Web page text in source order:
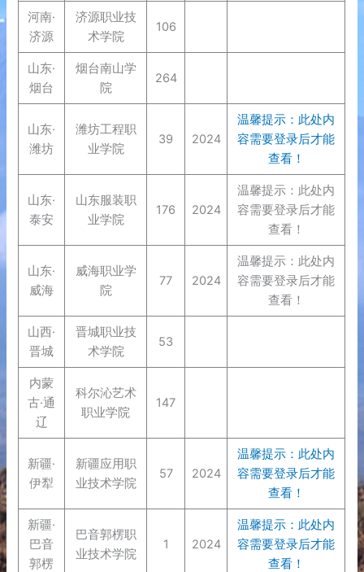
河南·
济源
济源职业技
术学院
106
山东·
烟台
烟台南山学
院
264
山东·
潍坊
潍坊工程职
业学院
39 2024
温馨提示：此处内
容需要登录后才能
查看！
山东·
泰安
山东服装职
业学院
176 2024
温馨提示：此处内
容需要登录后才能
查看！
山东·
威海
威海职业学
院
77 2024
温馨提示：此处内
容需要登录后才能
查看！
山西·
晋城
晋城职业技
术学院
53
内蒙
古·通
辽
科尔沁艺术
职业学院
147
新疆·
伊犁
新疆应用职
业技术学院
57 2024
温馨提示：此处内
容需要登录后才能
查看！
新疆·
巴音
郭楞
巴音郭楞职
业技术学院
1 2024
温馨提示：此处内
容需要登录后才能
查看！